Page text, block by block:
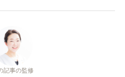
記事の監修